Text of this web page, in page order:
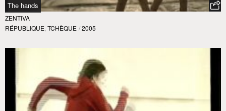
The hands
ZENTIVA
RÉPUBLIQUE, TCHÈQUE / 2005